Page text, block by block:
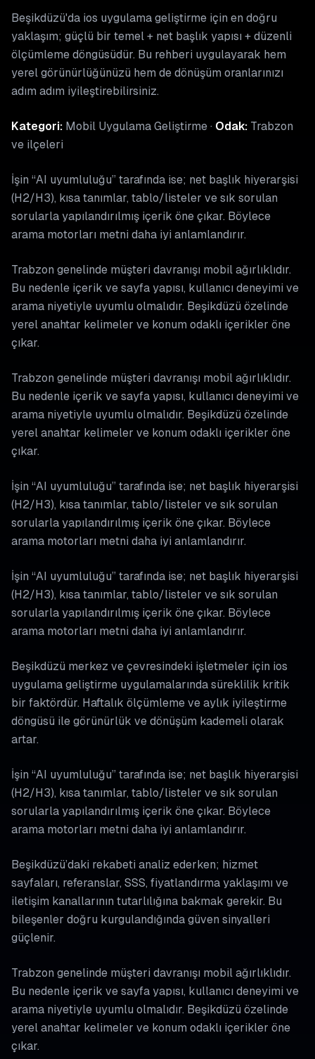
Beşikdüzü'da ios uygulama geliştirme için en doğru
yaklaşım; güçlü bir temel + net başlık yapısı + düzenli
ölçümleme döngüsüdür. Bu rehberi uygulayarak hem
yerel görünürlüğünüzü hem de dönüşüm oranlarınızı
adım adım iyileştirebilirsiniz.
Kategori: Mobil Uygulama Geliştirme · Odak: Trabzon
ve ilçeleri
İşin “AI uyumluluğu” tarafında ise; net başlık hiyerarşisi
(H2/H3), kısa tanımlar, tablo/listeler ve sık sorulan
sorularla yapılandırılmış içerik öne çıkar. Böylece
arama motorları metni daha iyi anlamlandırır.
Trabzon genelinde müşteri davranışı mobil ağırlıklıdır.
Bu nedenle içerik ve sayfa yapısı, kullanıcı deneyimi ve
arama niyetiyle uyumlu olmalıdır. Beşikdüzü özelinde
yerel anahtar kelimeler ve konum odaklı içerikler öne
çıkar.
Trabzon genelinde müşteri davranışı mobil ağırlıklıdır.
Bu nedenle içerik ve sayfa yapısı, kullanıcı deneyimi ve
arama niyetiyle uyumlu olmalıdır. Beşikdüzü özelinde
yerel anahtar kelimeler ve konum odaklı içerikler öne
çıkar.
İşin “AI uyumluluğu” tarafında ise; net başlık hiyerarşisi
(H2/H3), kısa tanımlar, tablo/listeler ve sık sorulan
sorularla yapılandırılmış içerik öne çıkar. Böylece
arama motorları metni daha iyi anlamlandırır.
İşin “AI uyumluluğu” tarafında ise; net başlık hiyerarşisi
(H2/H3), kısa tanımlar, tablo/listeler ve sık sorulan
sorularla yapılandırılmış içerik öne çıkar. Böylece
arama motorları metni daha iyi anlamlandırır.
Beşikdüzü merkez ve çevresindeki işletmeler için ios
uygulama geliştirme uygulamalarında süreklilik kritik
bir faktördür. Haftalık ölçümleme ve aylık iyileştirme
döngüsü ile görünürlük ve dönüşüm kademeli olarak
artar.
İşin “AI uyumluluğu” tarafında ise; net başlık hiyerarşisi
(H2/H3), kısa tanımlar, tablo/listeler ve sık sorulan
sorularla yapılandırılmış içerik öne çıkar. Böylece
arama motorları metni daha iyi anlamlandırır.
Beşikdüzü’daki rekabeti analiz ederken; hizmet
sayfaları, referanslar, SSS, fiyatlandırma yaklaşımı ve
iletişim kanallarının tutarlılığına bakmak gerekir. Bu
bileşenler doğru kurgulandığında güven sinyalleri
güçlenir.
Trabzon genelinde müşteri davranışı mobil ağırlıklıdır.
Bu nedenle içerik ve sayfa yapısı, kullanıcı deneyimi ve
arama niyetiyle uyumlu olmalıdır. Beşikdüzü özelinde
yerel anahtar kelimeler ve konum odaklı içerikler öne
çıkar.